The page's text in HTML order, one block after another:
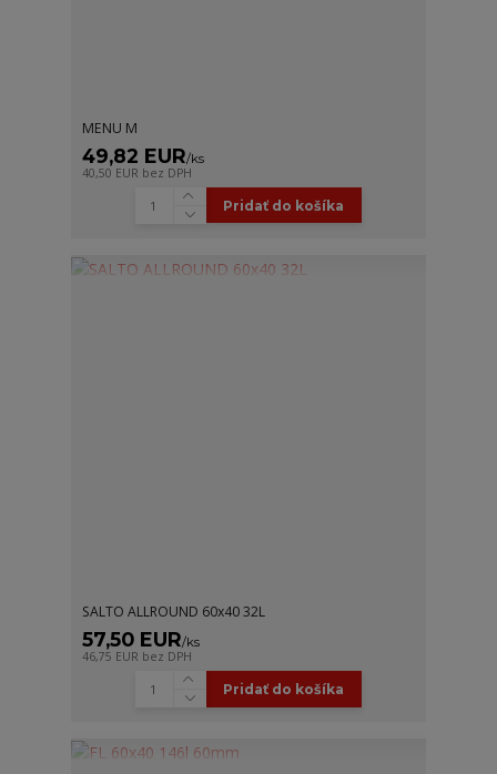
MENU M
49,82 EUR/ks
40,50 EUR bez DPH
Pridať do košíka
SALTO ALLROUND 60x40 32L
57,50 EUR/ks
46,75 EUR bez DPH
Pridať do košíka